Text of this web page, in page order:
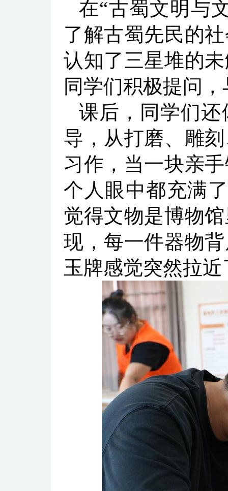
在“古蜀文明与
了解古蜀先民的
认知了三星堆的
同学们积极提问
课后，同学们
导，从打磨、雕
习作，当一块亲
个人眼中都充满
觉得文物是博物
现，每一件器物
玉牌感觉突然拉